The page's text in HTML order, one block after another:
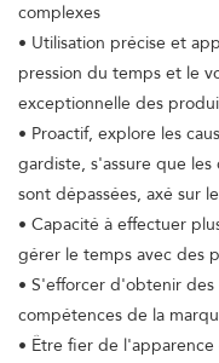
complexes
• Utilisation précise et
pression du temps et le
exceptionnelle des
• Proactif, explore les
gardiste, s'assure que
sont dépassées, axé sur
• Capacité à effectuer
gérer le temps avec des
• S'efforcer d'obtenir des
compétences de la
• Être fier de